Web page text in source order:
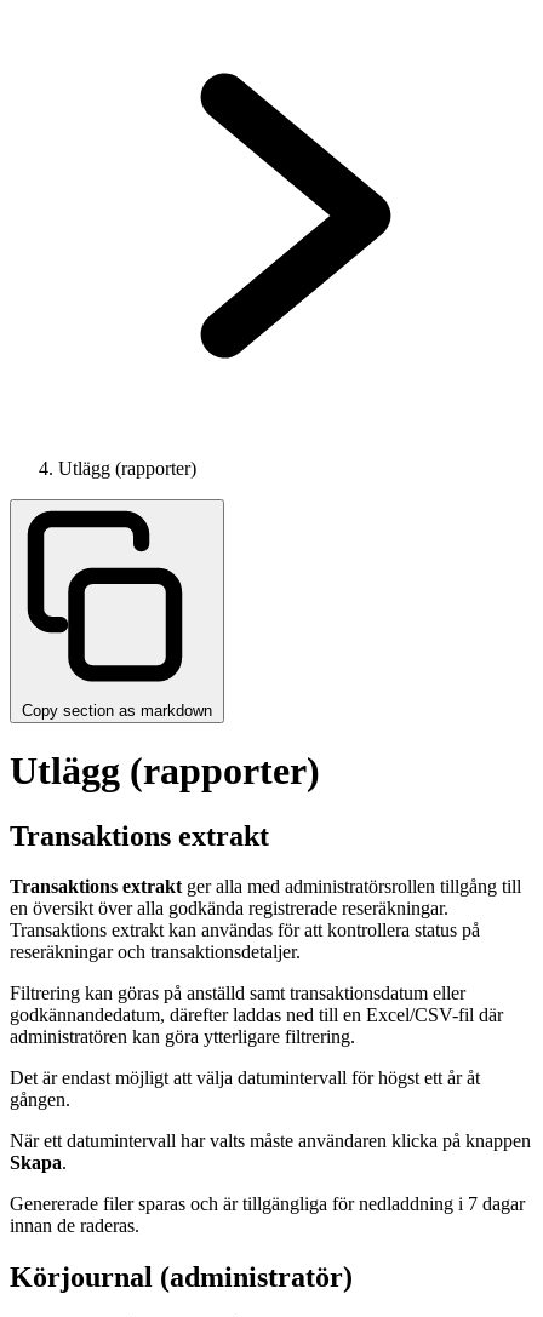
Utlägg (rapporter)
Copy section as markdown
Utlägg (rapporter)
Transaktions extrakt
Transaktions extraktger alla med administratörsrollen tillgång till
en översikt över alla godkända registrerade reseräkningar.
Transaktions extrakt kan användas för att kontrollera status på
reseräkningar och transaktionsdetaljer.
Filtrering kan göras på anställd samt transaktionsdatum eller
godkännandedatum, därefter laddas ned till en Excel/CSV-fil där
administratören kan göra ytterligare filtrering.
Det är endast möjligt att välja datumintervall för högst ett år åt
gången.
När ett datumintervall har valts måste användaren klicka på knappen
Skapa.
Genererade filer sparas och är tillgängliga för nedladdning i 7 dagar
innan de raderas.
Körjournal (administratör)